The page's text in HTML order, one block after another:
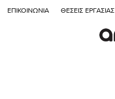
ΕΠΙΚΟΙΝΩΝΊΑ ΘΈΣΕΙΣ ΕΡΓΑΣΊΑΣ